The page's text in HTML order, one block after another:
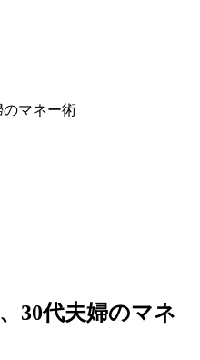
のマネー術
30代夫婦のマネ